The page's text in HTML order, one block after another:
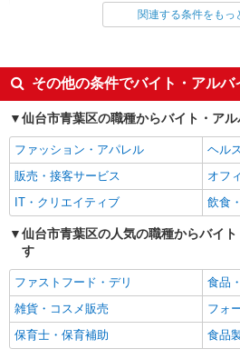
株式会社kotrio /●SD-H-2066396
＜仙台市青葉区＞
時給1350円〜
通費全支給(ガソリン
仙台市青葉区/仙台
キープ
派遣社員
株式会社kotrio /●SD-H-1975121
仙台市青葉区｜看護
募集♪医療行為なし
時給1350円〜
通費全支給(ガソリン
看護師・保健師・看護助手・助産師
未経験歓迎
ミド
交通費支給
社会
関連する条件をもっ
その他の条件でバイト・アル
仙台市青葉区の職種からバイト・ア
ファッション・アパレル
ヘル
販売・接客サービス
オフ
IT・クリエイティブ
飲食
仙台市青葉区の人気の職種からバイ
す
ファストフード・デリ
食品
雑貨・コスメ販売
フォ
保育士・保育補助
食品